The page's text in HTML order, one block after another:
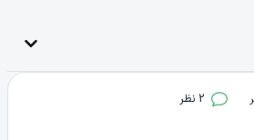
2 نظر